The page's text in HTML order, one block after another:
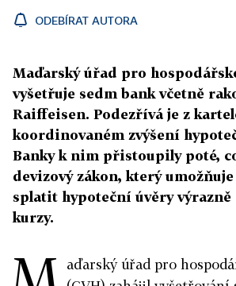
ODEBÍRAT AUTORA
Maďarský úřad pro
vyšetřuje sedm bank včetně
Raiffeisen. Podezřívá je z
koordinovaném zvýšení
Banky k nim přistoupily poté,
devizový zákon, který
splatit hypoteční úvěry
kurzy.
aďarský úřad pro